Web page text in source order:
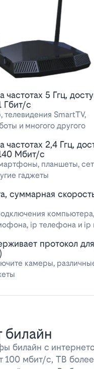
частотах 5 Ггц,
Гбит/с
телевидения SmartTV,
и многого другого
частотах 2,4 Ггц,
Мбит/с
планшеты,
гаджеты
суммарная
ip телефона и ip
протокол
камеры,
билайн
билайн с
100 мбит/с, ТВ